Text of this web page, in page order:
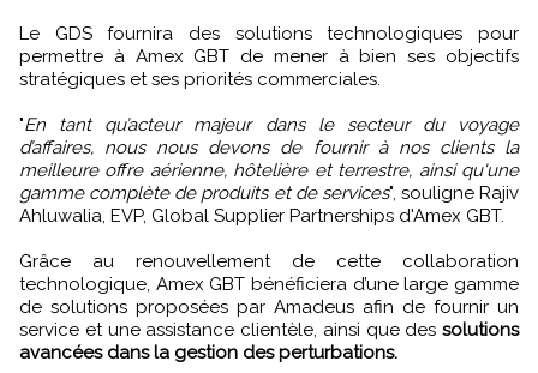
Le GDS fournira des solutions technologiques pour
permettre à Amex GBT de mener à bien ses objectifs
stratégiques et ses priorités commerciales.
"En tant qu’acteur majeur dans le secteur du voyage
d’affaires, nous nous devons de fournir à nos clients la
meilleure offre aérienne, hôtelière et terrestre, ainsi qu'une
gamme complète de produits et de services", souligne Rajiv
Ahluwalia, EVP, Global Supplier Partnerships d'Amex GBT.
Grâce au renouvellement de cette collaboration
technologique, Amex GBT bénéficiera d’une large gamme
de solutions proposées par Amadeus afin de fournir un
service et une assistance clientèle, ainsi que des solutions
avancées dans la gestion des perturbations.